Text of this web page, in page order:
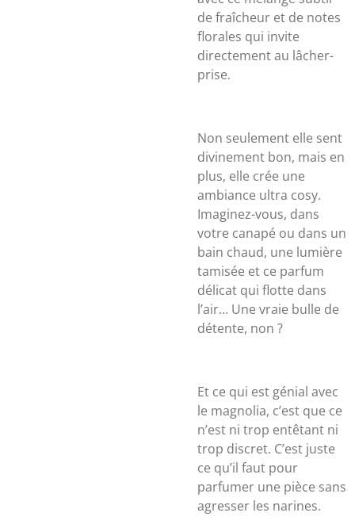
de fraîcheur et de notes
florales qui invite
directement au lâcher-
prise.
Non seulement elle sent
divinement bon, mais en
plus, elle crée une
ambiance ultra cosy.
Imaginez-vous, dans
votre canapé ou dans un
bain chaud, une lumière
tamisée et ce parfum
délicat qui flotte dans
l’air… Une vraie bulle de
détente, non ?
Et ce qui est génial avec
le magnolia, c’est que ce
n’est ni trop entêtant ni
trop discret. C’est juste
ce qu’il faut pour
parfumer une pièce sans
agresser les narines.